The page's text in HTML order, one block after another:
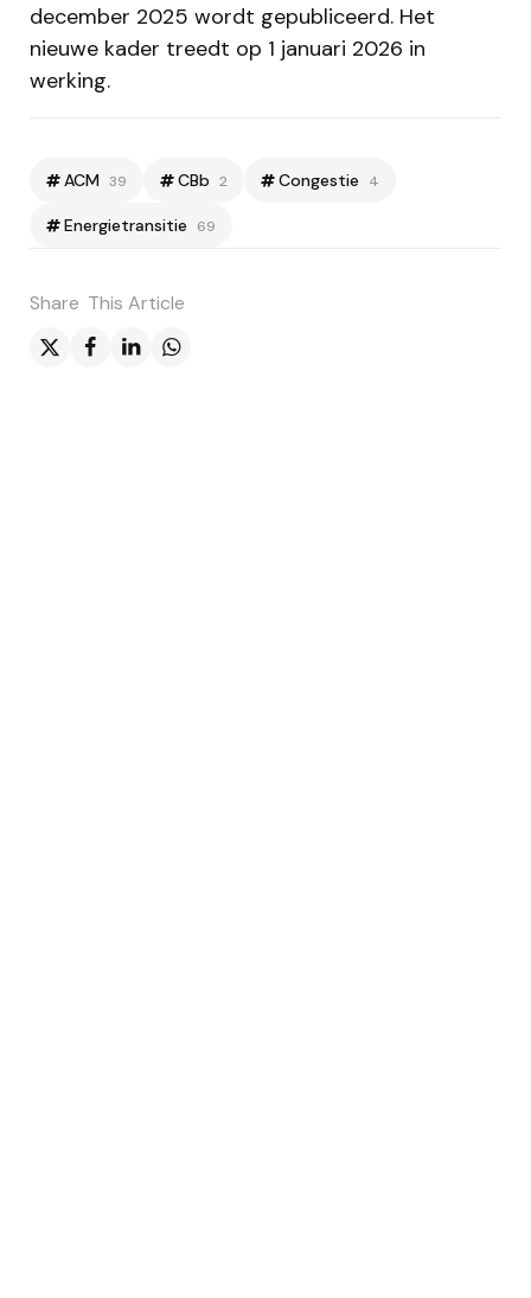
december 2025 wordt gepubliceerd. Het
nieuwe kader treedt op 1 januari 2026 in
werking.
ACM 39 CBb 2 Congestie 4
Energietransitie 69
Share This Article